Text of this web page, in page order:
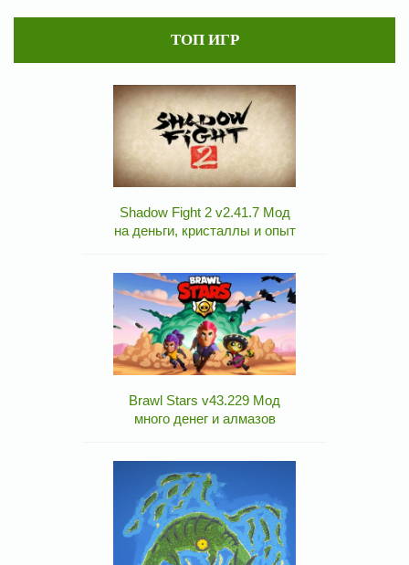
ТОП ИГР
Shadow Fight 2 v2.41.7 Мод
на деньги, кристаллы и опыт
Brawl Stars v43.229 Мод
много денег и алмазов